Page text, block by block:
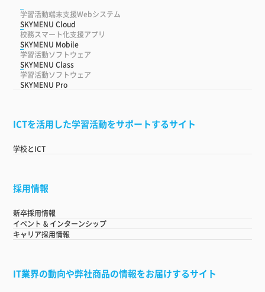
学習活動端末支援Webシステム
SKYMENU Cloud
校務スマート化支援アプリ
SKYMENU Mobile
学習活動ソフトウェア
SKYMENU Class
学習活動ソフトウェア
SKYMENU Pro
ICTを活用した学習活動をサポートするサイト
学校とICT
採用情報
新卒採用情報
イベント & インターンシップ
キャリア採用情報
IT業界の動向や弊社商品の情報をお届けするサイト